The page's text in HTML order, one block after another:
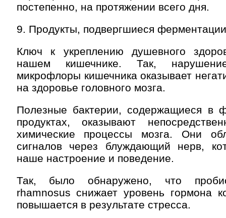
постепенно, на протяжении всего дня.
9. Продукты, подвергшиеся ферментации
Ключ к укреплению душевного
нашем кишечнике. Так,
микрофлоры кишечника оказывает
на здоровье головного мозга.
Полезные бактерии, содержащиеся в
продуктах, оказывают
химические процессы мозга. Они
сигналов через блуждающий нерв,
наше настроение и поведение.
Так, было обнаружено, что
rhamnosus снижает уровень гормона
повышается в результате стресса.